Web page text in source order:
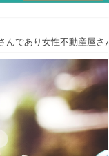
んであり女性不動産屋さ